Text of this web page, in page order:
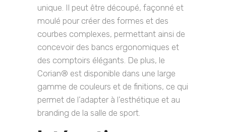
unique. Il peut être découpé, façonné et
moulé pour créer des formes et des
courbes complexes, permettant ainsi de
concevoir des bancs ergonomiques et
des comptoirs élégants. De plus, le
Corian® est disponible dans une large
gamme de couleurs et de finitions, ce qui
permet de l’adapter à l’esthétique et au
branding de la salle de sport.